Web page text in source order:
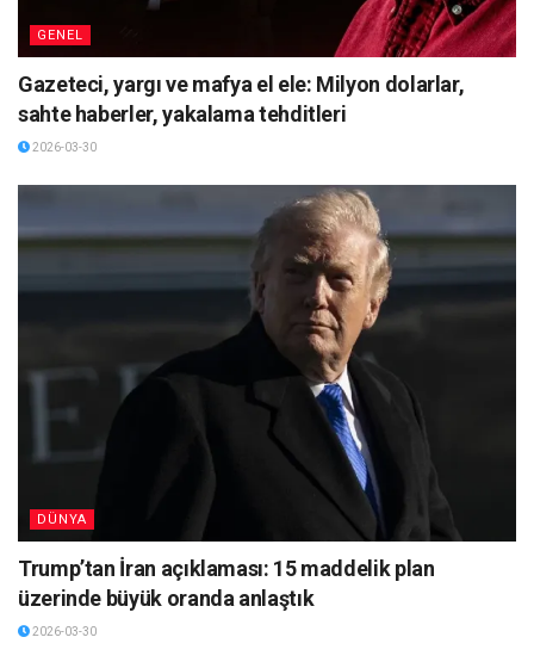
GENEL
Gazeteci, yargı ve mafya el ele: Milyon dolarlar,
sahte haberler, yakalama tehditleri
2026-03-30
DÜNYA
Trump’tan İran açıklaması: 15 maddelik plan
üzerinde büyük oranda anlaştık
2026-03-30